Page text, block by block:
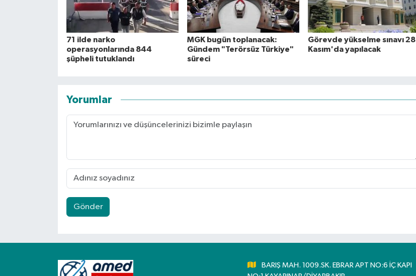
71 ilde narko
operasyonlarında 844
şüpheli tutuklandı
MGK bugün toplanacak:
Gündem "Terörsüz Türkiye"
süreci
Görevde yükselme sınavı 28
Kasım'da yapılacak
Yorumlar
Gönder
BARIŞ MAH. 1009.SK. EBRAR APT NO:6 İÇ KAPI